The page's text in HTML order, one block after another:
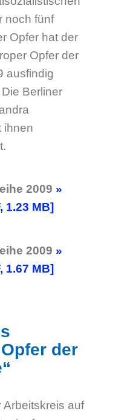
die Namen
ihr
aufklären
Werk
dem
von
62a